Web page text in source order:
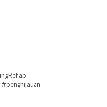
#penghijauan